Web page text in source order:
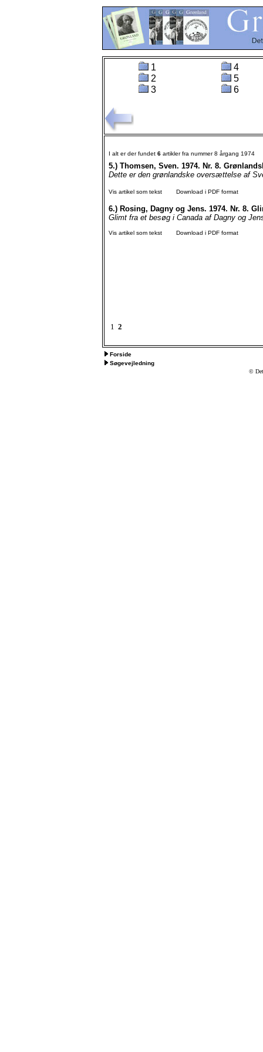
1
2
3
4
5
6
I alt er der fundet 6 artikler fra nummer 8 årgang 1974
5.) Thomsen, Sven. 1974. Nr. 8.
Dette er den grønlandske oversættelse af
Vis artikel som tekst Download i PDF format
6.) Rosing, Dagny og Jens. 1974. Nr. 8.
Glimt fra et besøg i Canada af Dagny og
Vis artikel som tekst Download i PDF format
1 2
Forside
Søgevejledning
© Det